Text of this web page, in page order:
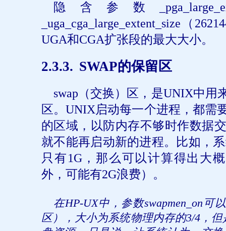
隐含参数
_uga_cga_large_extent_size （
UGA和CGA扩张段的最大大小。
2.3.3. SWAP的保留区
swap （交换）区，是UNIX中用
区。UNIX启动每一个进程，都需
的区域，以防内存不够时作数据
就不能再启动新的进程。比如，
只有1G，那么可以计算得出大概
外，可能有2G浪费）。
在HP-UX中，参数swapmen_on 可
区），大小为系统物理内存的3/4，但